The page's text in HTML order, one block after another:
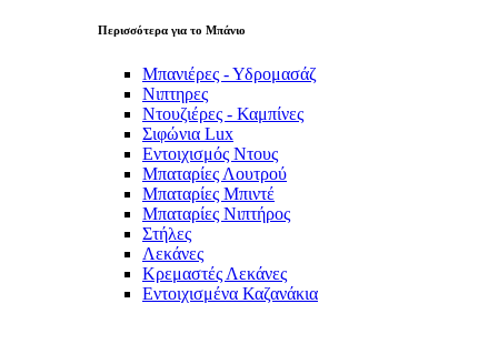
Περισσότερα για το Μπάνιο
Μπανιέρες - Υδρομασάζ
Νιπτηρες
Ντουζιέρες - Καμπίνες
Σιφώνια Lux
Εντοιχισμός Ντους
Μπαταρίες Λουτρού
Μπαταρίες Μπιντέ
Μπαταρίες Νιπτήρος
Στήλες
Λεκάνες
Κρεμαστές Λεκάνες
Εντοιχισμένα Καζανάκια